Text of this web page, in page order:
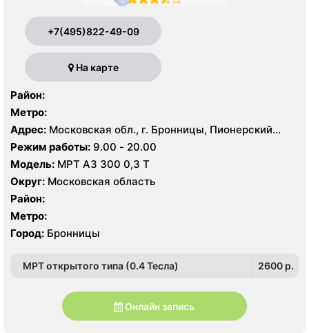
+7(495)822-49-09
На карте
Район:
Метро:
Адрес: Московская обл., г. Бронницы, Пионерский
пер., 49, стр. 1
Режим работы: 9.00 - 20.00
Модель: МРТ АЗ 300 0,3 Т
Округ: Московская область
Район:
Метро:
Город: Бронницы
МРТ открытого типа (0.4 Тесла) 2600 p.
Онлайн запись